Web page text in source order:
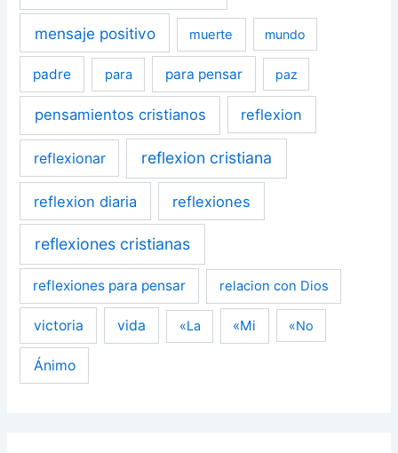
mensaje positivo muerte mundo
padre para para pensar paz
pensamientos cristianos reflexion
reflexionar reflexion cristiana
reflexion diaria reflexiones
reflexiones cristianas
reflexiones para pensar relacion con Dios
victoria vida «La «Mi «No
Ánimo